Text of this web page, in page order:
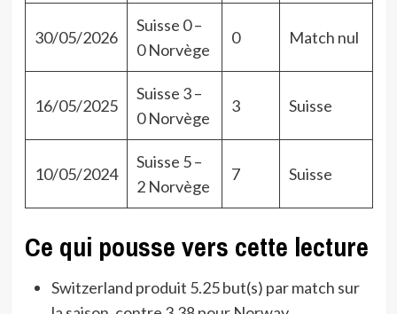
30/05/2026
Suisse 0 –
0 Norvège
0 Match nul
16/05/2025
Suisse 3 –
0 Norvège
3 Suisse
10/05/2024
Suisse 5 –
2 Norvège
7 Suisse
Ce qui pousse vers cette lecture
Switzerland produit 5.25 but(s) par match sur